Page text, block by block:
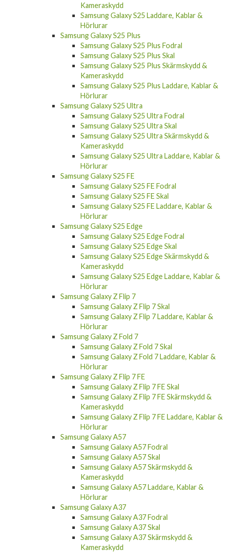
Kameraskydd
Samsung Galaxy S25 Laddare, Kablar &
Hörlurar
Samsung Galaxy S25 Plus
Samsung Galaxy S25 Plus Fodral
Samsung Galaxy S25 Plus Skal
Samsung Galaxy S25 Plus Skärmskydd &
Kameraskydd
Samsung Galaxy S25 Plus Laddare, Kablar &
Hörlurar
Samsung Galaxy S25 Ultra
Samsung Galaxy S25 Ultra Fodral
Samsung Galaxy S25 Ultra Skal
Samsung Galaxy S25 Ultra Skärmskydd &
Kameraskydd
Samsung Galaxy S25 Ultra Laddare, Kablar &
Hörlurar
Samsung Galaxy S25 FE
Samsung Galaxy S25 FE Fodral
Samsung Galaxy S25 FE Skal
Samsung Galaxy S25 FE Laddare, Kablar &
Hörlurar
Samsung Galaxy S25 Edge
Samsung Galaxy S25 Edge Fodral
Samsung Galaxy S25 Edge Skal
Samsung Galaxy S25 Edge Skärmskydd &
Kameraskydd
Samsung Galaxy S25 Edge Laddare, Kablar &
Hörlurar
Samsung Galaxy Z Flip 7
Samsung Galaxy Z Flip 7 Skal
Samsung Galaxy Z Flip 7 Laddare, Kablar &
Hörlurar
Samsung Galaxy Z Fold 7
Samsung Galaxy Z Fold 7 Skal
Samsung Galaxy Z Fold 7 Laddare, Kablar &
Hörlurar
Samsung Galaxy Z Flip 7 FE
Samsung Galaxy Z Flip 7 FE Skal
Samsung Galaxy Z Flip 7 FE Skärmskydd &
Kameraskydd
Samsung Galaxy Z Flip 7 FE Laddare, Kablar &
Hörlurar
Samsung Galaxy A57
Samsung Galaxy A57 Fodral
Samsung Galaxy A57 Skal
Samsung Galaxy A57 Skärmskydd &
Kameraskydd
Samsung Galaxy A57 Laddare, Kablar &
Hörlurar
Samsung Galaxy A37
Samsung Galaxy A37 Fodral
Samsung Galaxy A37 Skal
Samsung Galaxy A37 Skärmskydd &
Kameraskydd